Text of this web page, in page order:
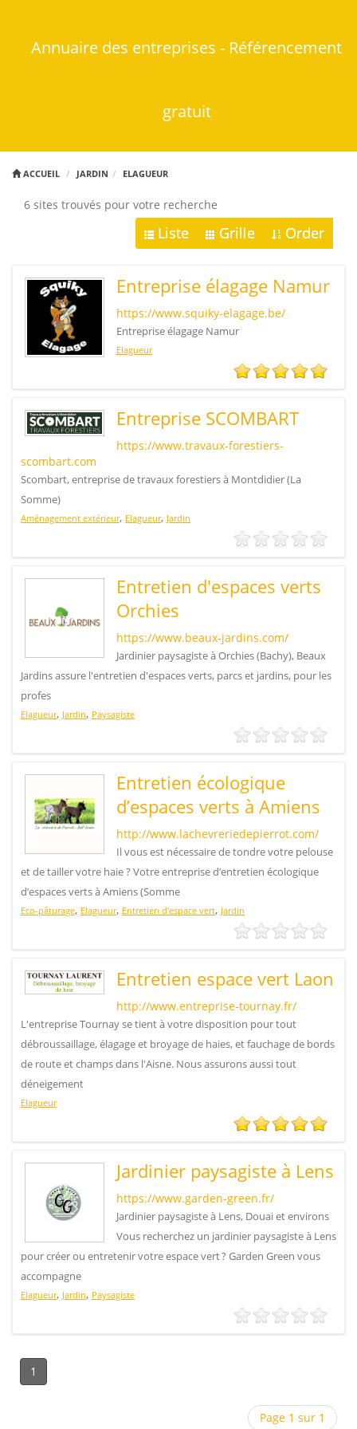
Annuaire des entreprises - Référencement
gratuit
ACCUEIL JARDIN ELAGUEUR
6 sites trouvés pour votre recherche
Liste Grille Order
Entreprise élagage Namur
https://www.squiky-elagage.be/
Entreprise élagage Namur
Elagueur
Entreprise SCOMBART
https://www.travaux-forestiers-
scombart.com
Scombart, entreprise de travaux forestiers à Montdidier (La
Somme)
Aménagement extérieur, Elagueur, Jardin
Entretien d'espaces verts
Orchies
https://www.beaux-jardins.com/
Jardinier paysagiste à Orchies (Bachy), Beaux
Jardins assure l'entretien d'espaces verts, parcs et jardins, pour les
profes
Elagueur, Jardin, Paysagiste
Entretien écologique
d’espaces verts à Amiens
http://www.lachevreriedepierrot.com/
Il vous est nécessaire de tondre votre pelouse
et de tailler votre haie ? Votre entreprise d’entretien écologique
d’espaces verts à Amiens (Somme
Eco-pâturage, Elagueur, Entretien d'espace vert, Jardin
Entretien espace vert Laon
http://www.entreprise-tournay.fr/
L'entreprise Tournay se tient à votre disposition pour tout
débroussaillage, élagage et broyage de haies, et fauchage de bords
de route et champs dans l'Aisne. Nous assurons aussi tout
déneigement
Elagueur
Jardinier paysagiste à Lens
https://www.garden-green.fr/
Jardinier paysagiste à Lens, Douai et environs
Vous recherchez un jardinier paysagiste à Lens
pour créer ou entretenir votre espace vert ? Garden Green vous
accompagne
Elagueur, Jardin, Paysagiste
1
Page 1 sur 1